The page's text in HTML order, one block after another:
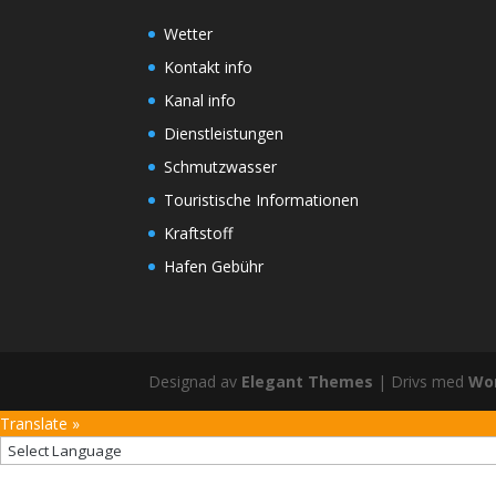
Wetter
Kontakt info
Kanal info
Dienstleistungen
Schmutzwasser
Touristische Informationen
Kraftstoff
Hafen Gebühr
Designad av Elegant Themes | Drivs med
Translate »